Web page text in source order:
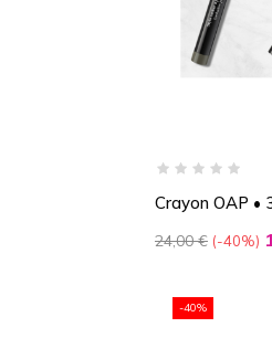
Crayon OAP •
Prix
24,00 € -40%
-40%